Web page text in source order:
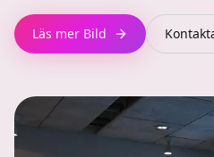
Läs mer Bild